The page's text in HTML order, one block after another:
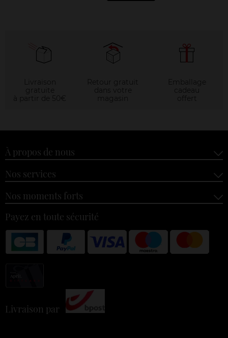
À propos de nous
Nos services
Nos moments forts
Payez en toute sécurité
Livraison par